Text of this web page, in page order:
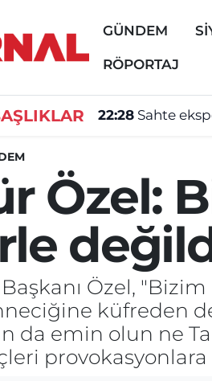
GÜNDEM
RÖPORTAJ
22:28 Sahte
Özel:
Özel,
küfreden
da emin olun ne
provokasyonlara
ve Fikstür